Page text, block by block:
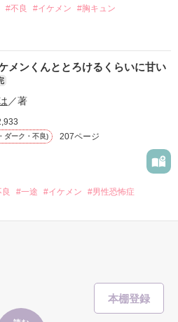
を向けてくる。
動き始める合図──。
*..☆.｡.:*✨
･*..☆.｡.:*✨
#不良 #イケメン #胸キュン
品を読む
メンくんととろけるくらいに甘い
／著
ダーク・不良) 207ページ
#一途 #イケメン
#男性恐怖症
よ……悪いかよ」